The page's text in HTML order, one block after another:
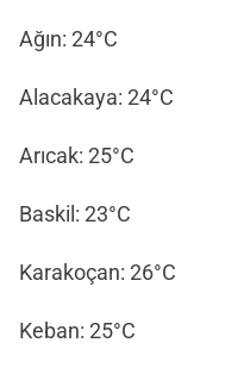
Ağın: 24°C
Alacakaya: 24°C
Arıcak: 25°C
Baskil: 23°C
Karakoçan: 26°C
Keban: 25°C